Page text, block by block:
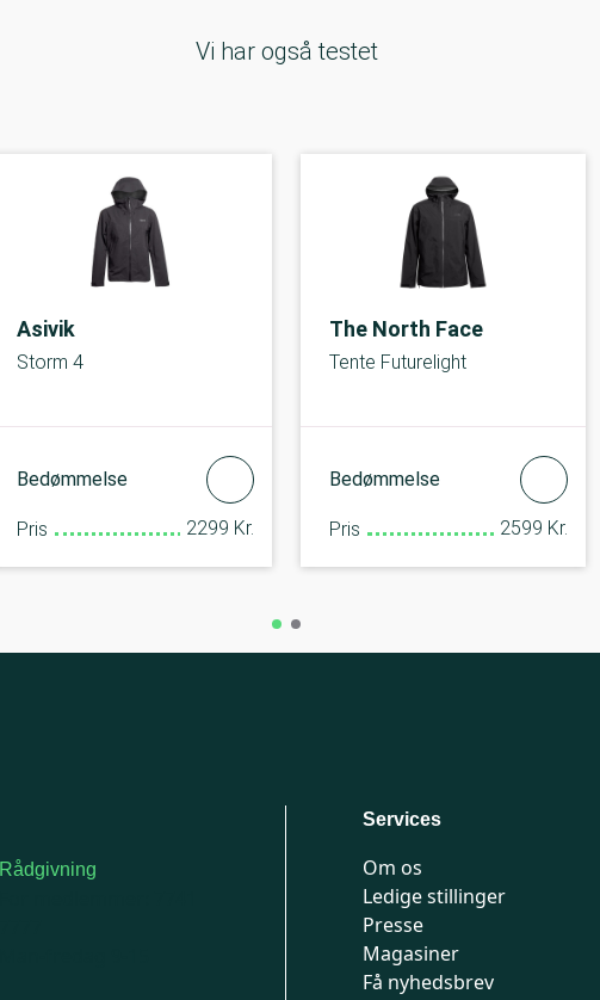
Vi har også testet
Asivik
Storm 4
Bedømmelse
Pris 2299 Kr.
The North Face
Tente Futurelight
Bedømmelse
Pris 2599 Kr.
Rådgivning
Services
Om os
Ledige stillinger
Presse
Magasiner
Få nyhedsbrev